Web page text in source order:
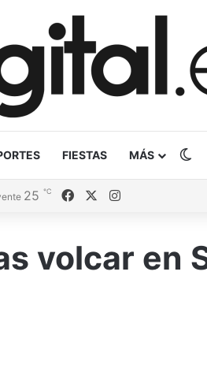
FIESTAS MÁS
25 ℃ FacebookInstagram
volcar en